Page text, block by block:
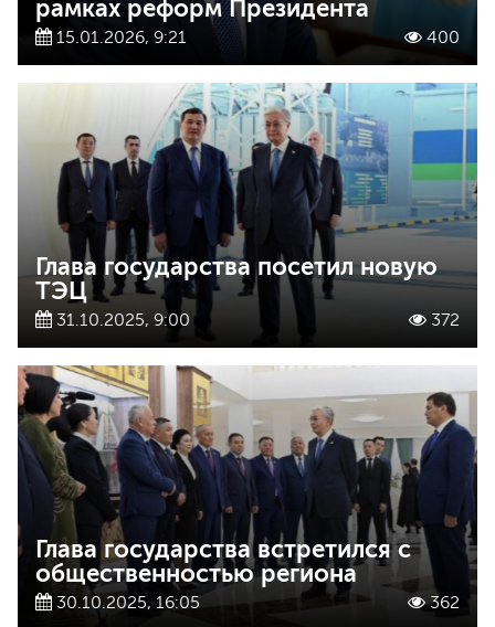
рамках реформ Президента
15.01.2026, 9:21 400
Глава государства посетил новую
ТЭЦ
31.10.2025, 9:00 372
Глава государства встретился с
общественностью региона
30.10.2025, 16:05 362